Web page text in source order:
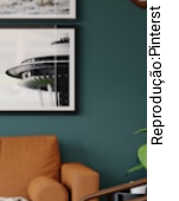
Reprodução:Pinterst